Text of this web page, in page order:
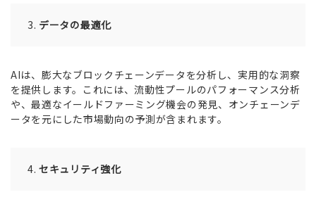
データの最適化
AIは、膨大なブロックチェーンデータを分析し、実用的な洞察
を提供します。これには、流動性プールのパフォーマンス分析
や、最適なイールドファーミング機会の発見、オンチェーンデ
ータを元にした市場動向の予測が含まれます。
セキュリティ強化